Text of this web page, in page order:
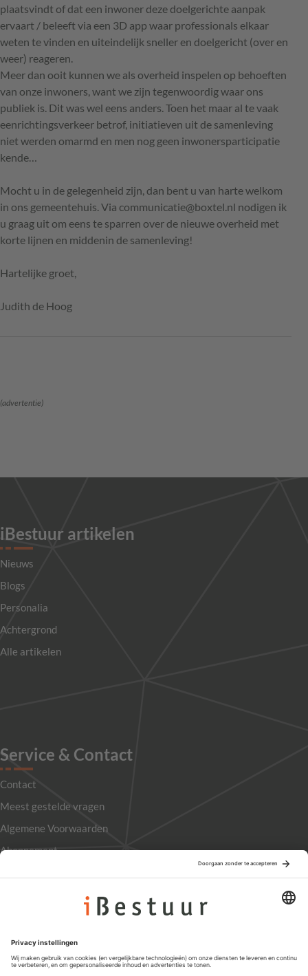
plaatsvindt of dat een inwoner deze doelgerichte aanpak
ervaart / beleeft via een 3D app waar professionals elkaar
weten te vinden en uiteindelijk sneller en doelgericht (over en
weer) reageren.
Meer dan ooit kunnen we als overheid inspelen op behoeften
van onze inwoners, want we zijn tegenwoordig waar ons
publiek is. Dit was wel eens anders. Toen het maar al te vaak
eenrichtingsverkeer betrof, initiatieven uit de samenleving
niet werden omarmd en men nog geen inwonersparticipatie
kende…
Mocht u in de gelegenheid zijn, dan bent u van harte welkom
in ons gemeentehuis. Via communicatie@boxtel.nl nodigen ik
u graag uit om eens te sparren over de nieuwe overheid met
korte lijnen en middenin de samenleving!
Hartelijke groet,
Judith de Hoog
(advertentie)
iBestuur artikelen
Nieuws
Blogs
Personalia
Achtergrond
Alle artikelen
Service & Contact
Contact
Meest gestelde vragen
Algemene Voorwaarden
Abonnement
Privacyinstellingen